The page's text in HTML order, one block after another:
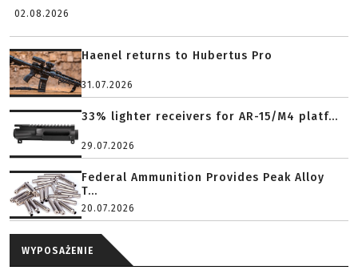
02.08.2026
Haenel returns to Hubertus Pro
31.07.2026
33% lighter receivers for AR-15/M4 platf...
29.07.2026
Federal Ammunition Provides Peak Alloy
T...
20.07.2026
WYPOSAŻENIE